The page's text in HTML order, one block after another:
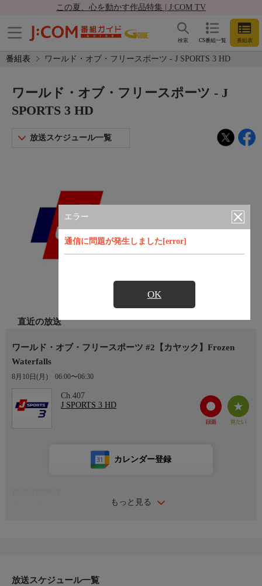
この夏、心を動かす作品特集 | J:COM TV
CS番組一覧 番組表
検索
番組表 ワールド・オブ・フリースポーツ - J SPORTS 3 HD
エラー
通信に問題が発生しました[error]
OK
ワールド・オブ・フリースポーツ - J
SPORTS 3 HD
放送スケジュール一覧
直近の放送
ワールド・オブ・フリースポーツ #2【カヤック】Frozen
Waterfalls
8月10日(月) 06:00〜06:30
Ch.407
J SPORTS 3 HD
もっと見る
カレンダー登録
ナップが“Evergreens”。色褪せない世界の様々なスポーツをお届
放送スケジュール一覧